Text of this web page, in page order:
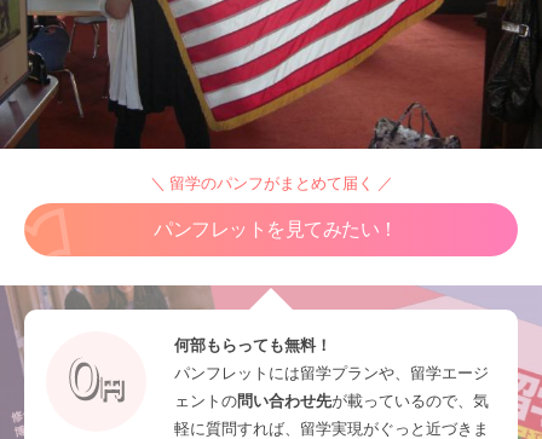
＼ 留学のパンフがまとめて届く ／
パンフレットを見てみたい！
何部もらっても無料！
パンフレットには留学プランや、留学エージ
ェントの問い合わせ先が載っているので、気
軽に質問すれば、留学実現がぐっと近づきま